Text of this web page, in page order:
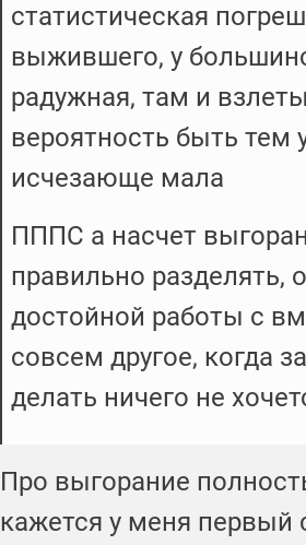
статистическая
выжившего, у
радужная, там и
вероятность быть
исчезающе мала
ПППС а насчет
правильно разделять,
достойной работы с
совсем другое, когда
делать ничего не
Про выгорание
кажется у меня первый